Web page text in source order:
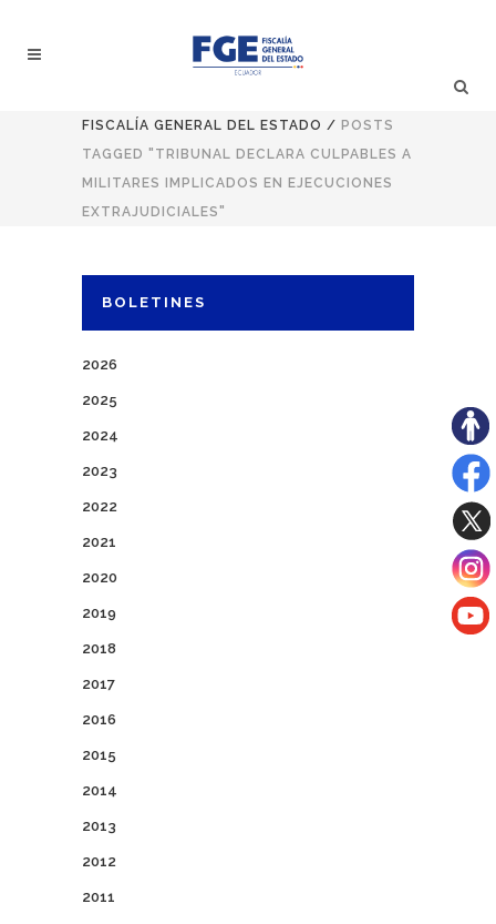
FISCALÍA GENERAL DEL ESTADO / POSTS
TAGGED "TRIBUNAL DECLARA CULPABLES A
MILITARES IMPLICADOS EN EJECUCIONES
EXTRAJUDICIALES"
BOLETINES
2026
2025
2024
2023
2022
2021
2020
2019
2018
2017
2016
2015
2014
2013
2012
2011